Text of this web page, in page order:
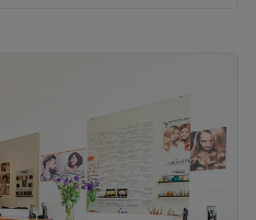
modern.
kinderfreundlich,
Ort. KEINE Kartenzahlung
17:00
10:00
17:00
10:00
16:00
Geschlossen